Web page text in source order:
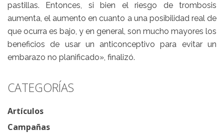
pastillas. Entonces, si bien el riesgo de trombosis
aumenta, el aumento en cuanto a una posibilidad real de
que ocurra es bajo, y en general, son mucho mayores los
beneficios de usar un anticonceptivo para evitar un
embarazo no planificado», finalizó.
CATEGORÍAS
Artículos
Campañas